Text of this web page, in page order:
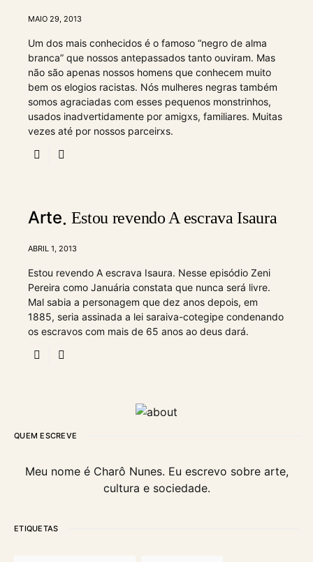
MAIO 29, 2013
Um dos mais conhecidos é o famoso “negro de alma
branca” que nossos antepassados tanto ouviram. Mas
não são apenas nossos homens que conhecem muito
bem os elogios racistas. Nós mulheres negras também
somos agraciadas com esses pequenos monstrinhos,
usados inadvertidamente por amigxs, familiares. Muitas
vezes até por nossos parceirxs.
Arte Estou revendo A escrava Isaura
ABRIL 1, 2013
Estou revendo A escrava Isaura. Nesse episódio Zeni
Pereira como Januária constata que nunca será livre.
Mal sabia a personagem que dez anos depois, em
1885, seria assinada a lei saraiva-cotegipe condenando
os escravos com mais de 65 anos ao deus dará.
QUEM ESCREVE
Meu nome é Charô Nunes. Eu escrevo sobre arte,
cultura e sociedade.
ETIQUETAS